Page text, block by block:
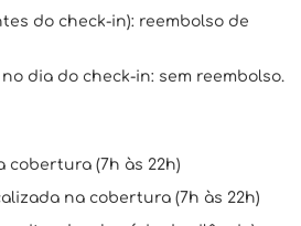
do check-in): reembolso de
dia do check-in: sem reembolso.
cobertura (7h às 22h)
na cobertura (7h às 22h)